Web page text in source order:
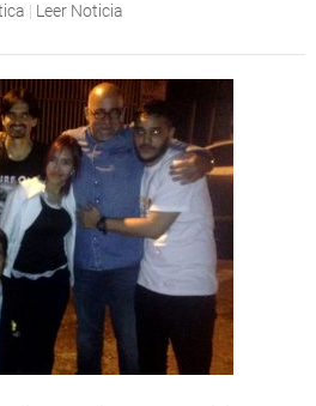
| Leer Noticia